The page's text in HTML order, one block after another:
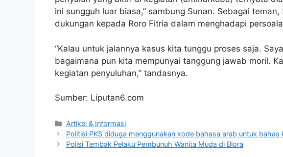
ini sungguh luar biasa,” sambung Sunan. Sebagai
dukungan kepada Roro Fitria dalam menghadapi
“Kalau untuk jalannya kasus kita tunggu proses saja.
bagaimana pun kita mempunyai tanggung jawab moril.
kegiatan penyuluhan,” tandasnya.
Sumber: Liputan6.com
Artikel & Informasi
Politisi PKS diduga menggunakan kode bahasa arab untuk bahas
Polisi Tembak Pelaku Pembunuh Wanita Muda di Blora